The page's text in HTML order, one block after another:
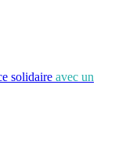
solidaire avec un